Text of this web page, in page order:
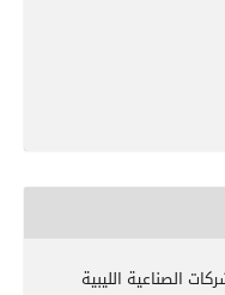
الصناعية الليبية